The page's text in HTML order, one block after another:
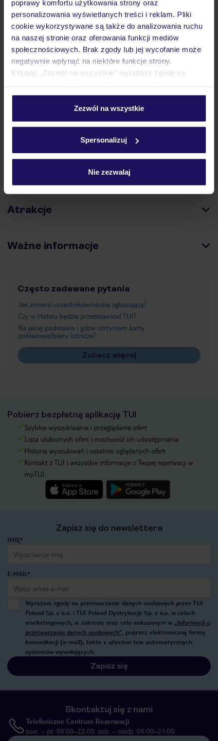
poprawy komfortu użytkowania strony oraz
personalizowania wyświetlanych treści i reklam. Pliki
cookie wykorzystywane są także do analizowania ruchu
na naszej stronie oraz oferowania funkcji mediów
społecznościowych. Brak zgody lub jej wycofanie może
negatywnie wpłynąć na niektóre funkcje strony.
Klikając „Zezwól na wszystkie” wyrażasz zgodę na
personalizować swój wybór wchodząc w zakładkę
Szczegółowe informacje o plikach cookie znajdziesz
Zezwól na wszystkie
Spersonalizuj
Nie zezwalaj
Hotel
Atrakcje
Ważne informacje
Często zadawane pytania
Jak zmienić uczestników/osobę zgłaszającą?
Czy w Hotelu będzie przedstawiciel TUI?
Na jakiej podstawie i gdzie otrzymam karty
pokładowe/bilety lotnicze?
Zobacz więcej
Pobierz bezpłatną aplikację TUI
Szybkie wyszukiwanie i przeglądanie ofert
Lista ulubionych ofert i możliwość ich udostępniania
Historia wyszukiwań i ostatnio oglądanych ofert
Kontakt z TUI i wszystkie informacje o Twojej rezerwacji w
myTUI
Zapisz się do newslettera
IMIĘ*
E-MAIL*
Wyrażam zgodę na przetwarzanie danych osobowych przez TUI
Poland Sp. z o.o. i TUI Poland Dystrybucja Sp. z o.o. w celach
marketingowych, w zakresie oraz celu wskazanym w „Informacji o
przetwarzaniu danych osobowych”, poprzez elektroniczną formę
komunikacji (e-mail), także z użyciem tzw. automatycznych
systemów wywołujących.
Zapisz się
Skontaktuj się z nami
Telefoniczne Centrum Rezerwacji
pon. – pt. 08:00–22:00, sob. – niedz. 09:00–21:00